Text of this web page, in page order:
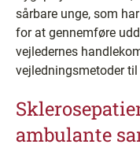
sårbare unge, som
for at gennemføre
vejledernes
vejledningsmetoder
ambulante